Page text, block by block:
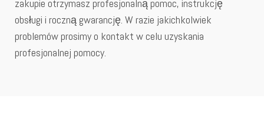
zakupie otrzymasz profesjonalną pomoc, instrukcję
obsługi i roczną gwarancję. W razie jakichkolwiek
problemów prosimy o kontakt w celu uzyskania
profesjonalnej pomocy.